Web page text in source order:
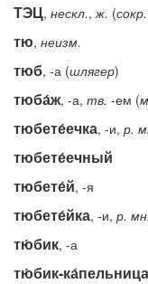
ТЭЦ, нескл.,ж. (сокр.
тю, неизм.
тюб, -а (шлягер)
тюба́ж, -а, тв. -ем (
тюбете́ечка, -и, р.
тюбете́ечный
тюбете́й, -я
тюбете́йка, -и, р. мн.
тю́бик, -а
тю́бик-ка́пельница